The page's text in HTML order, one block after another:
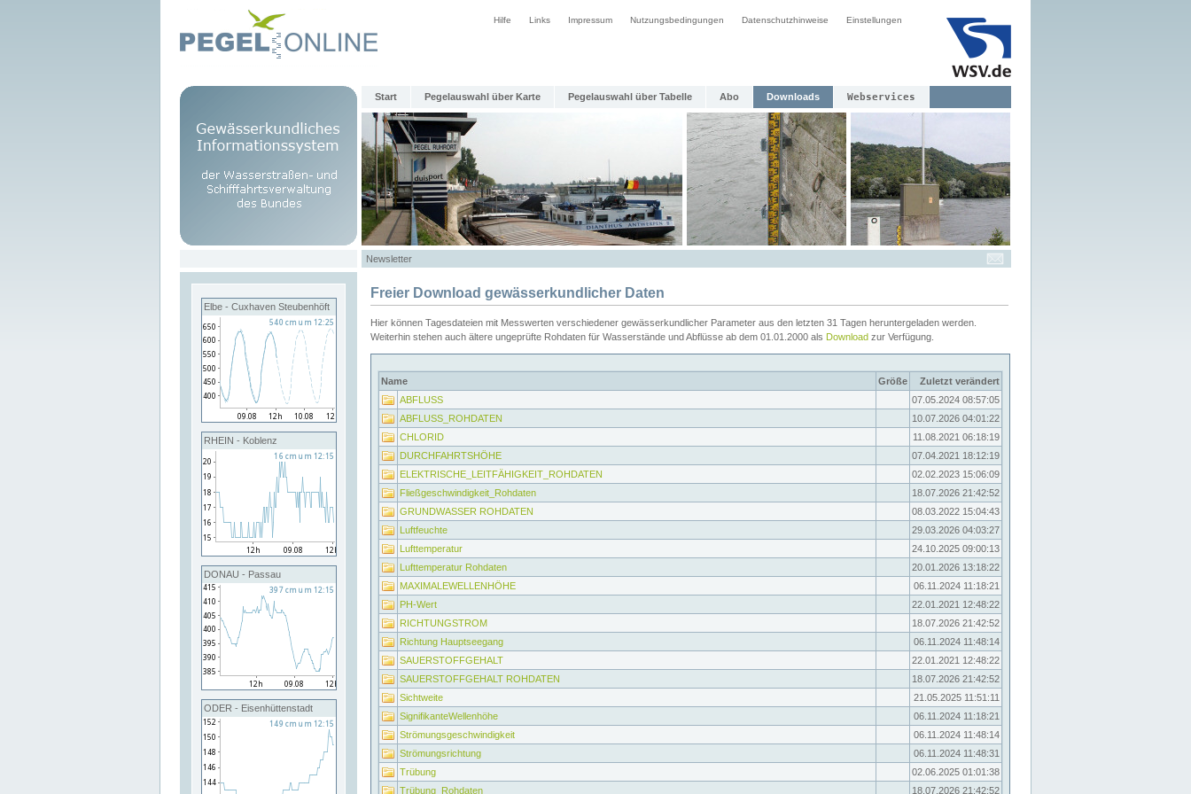
Hilfe Links Impressum Nutzungsbedingungen Datenschutzhinweise Einstellungen
Start Pegelauswahl über Karte Pegelauswahl über Tabelle Abo Downloads Webservices
Newsletter
Elbe - Cuxhaven Steubenhöft
RHEIN - Koblenz
DONAU - Passau
ODER - Eisenhüttenstadt
Freier Download gewässerkundlicher Daten
Hier können Tagesdateien mit Messwerten verschiedener gewässerkundlicher Parameter aus den letzten 31 Tagen heruntergeladen werden.
Weiterhin stehen auch ältere ungeprüfte Rohdaten für Wasserstände und Abflüsse ab dem 01.01.2000 als Download zur Verfügung.
Name Größe
Zuletzt verändert
ABFLUSS
07.05.2024 08:57:05
ABFLUSS_ROHDATEN
10.07.2026 04:01:22
CHLORID
11.08.2021 06:18:19
DURCHFAHRTSHÖHE
07.04.2021 18:12:19
ELEKTRISCHE_LEITFÄHIGKEIT_ROHDATEN
02.02.2023 15:06:09
Fließgeschwindigkeit_Rohdaten
18.07.2026 21:42:52
GRUNDWASSER ROHDATEN
08.03.2022 15:04:43
Luftfeuchte
29.03.2026 04:03:27
Lufttemperatur
24.10.2025 09:00:13
Lufttemperatur Rohdaten
20.01.2026 13:18:22
MAXIMALEWELLENHÖHE
06.11.2024 11:18:21
PH-Wert
22.01.2021 12:48:22
RICHTUNGSTROM
18.07.2026 21:42:52
Richtung Hauptseegang
06.11.2024 11:48:14
SAUERSTOFFGEHALT
22.01.2021 12:48:22
SAUERSTOFFGEHALT ROHDATEN
18.07.2026 21:42:52
Sichtweite
21.05.2025 11:51:11
SignifikanteWellenhöhe
06.11.2024 11:18:21
Strömungsgeschwindigkeit
06.11.2024 11:48:14
Strömungsrichtung
06.11.2024 11:48:31
Trübung
02.06.2025 01:01:38
Trübung_Rohdaten
18.07.2026 21:42:52